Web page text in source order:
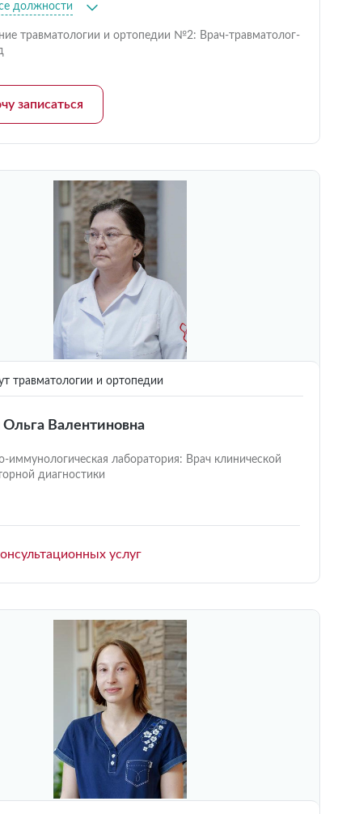
должности
травматологии и ортопедии №2: Врач-травматолог-
записаться
травматологии и ортопедии
Валентиновна
иммунологическая лаборатория: Врач клинической
диагностики
услуг